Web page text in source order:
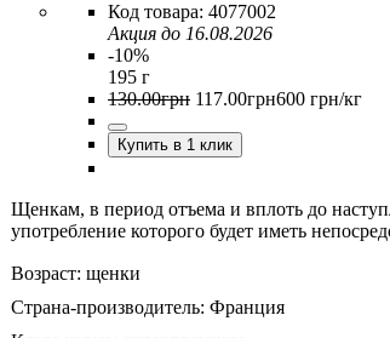
4077002
Акция до 16.08.2026
-10%
195 г
130.00грн 117.00грн600 грн/кг
Купить в 1 клик
Щенкам, в период отъема и вплоть до
употребление которого будет иметь
Возраст: щенки
Страна-производитель: Франция